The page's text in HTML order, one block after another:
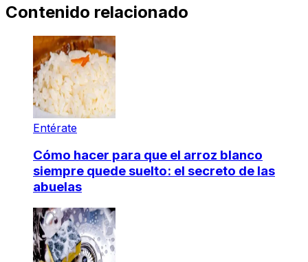
Contenido relacionado
Entérate
Cómo hacer para que el arroz blanco
siempre quede suelto: el secreto de las
abuelas